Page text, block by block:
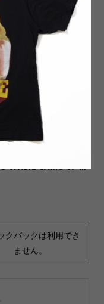
FITS(オーディ
ィッツ)】JAMES PA
wash ジェーム...
DEADSTOCK(ミ
WHITE CAMO 6P ...
クバックは利用でき
ません。